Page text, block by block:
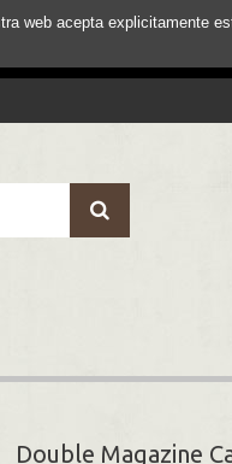
web acepta explicitamente
Double Magazine